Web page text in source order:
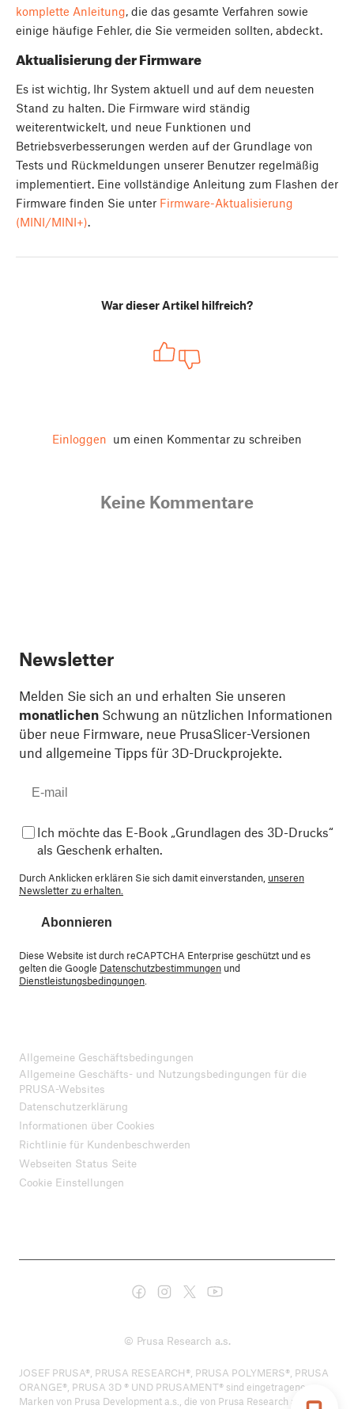
komplette Anleitung , die das gesamte Verfahren sowie
einige häufige Fehler, die Sie vermeiden sollten, abdeckt.
Aktualisierung der Firmware
Es ist wichtig, Ihr System aktuell und auf dem neuesten
Stand zu halten. Die Firmware wird ständig
weiterentwickelt, und neue Funktionen und
Betriebsverbesserungen werden auf der Grundlage von
Tests und Rückmeldungen unserer Benutzer regelmäßig
implementiert. Eine vollständige Anleitung zum Flashen der
Firmware finden Sie unter Firmware-Aktualisierung
(MINI/MINI+).
War dieser Artikel hilfreich?
Einloggen um einen Kommentar zu schreiben
Keine Kommentare
Newsletter
Melden Sie sich an und erhalten Sie unseren
monatlichen Schwung an nützlichen Informationen
über neue Firmware, neue PrusaSlicer-Versionen
und allgemeine Tipps für 3D-Druckprojekte.
Ich möchte das E-Book „Grundlagen des 3D-Drucks“
als Geschenk erhalten.
Durch Anklicken erklären Sie sich damit einverstanden, unseren
Newsletter zu erhalten.
Abonnieren
Diese Website ist durch reCAPTCHA Enterprise geschützt und es
gelten die Google Datenschutzbestimmungen und
Dienstleistungsbedingungen.
Allgemeine Geschäftsbedingungen
Allgemeine Geschäfts- und Nutzungsbedingungen für die
PRUSA-Websites
Datenschutzerklärung
Informationen über Cookies
Richtlinie für Kundenbeschwerden
Webseiten Status Seite
Cookie Einstellungen
© Prusa Research a.s.
JOSEF PRUSA®, PRUSA RESEARCH®, PRUSA POLYMERS®, PRUSA
ORANGE®, PRUSA 3D ® UND PRUSAMENT® sind eingetragene
Marken von Prusa Development a.s., die von Prusa Research a.s. unter